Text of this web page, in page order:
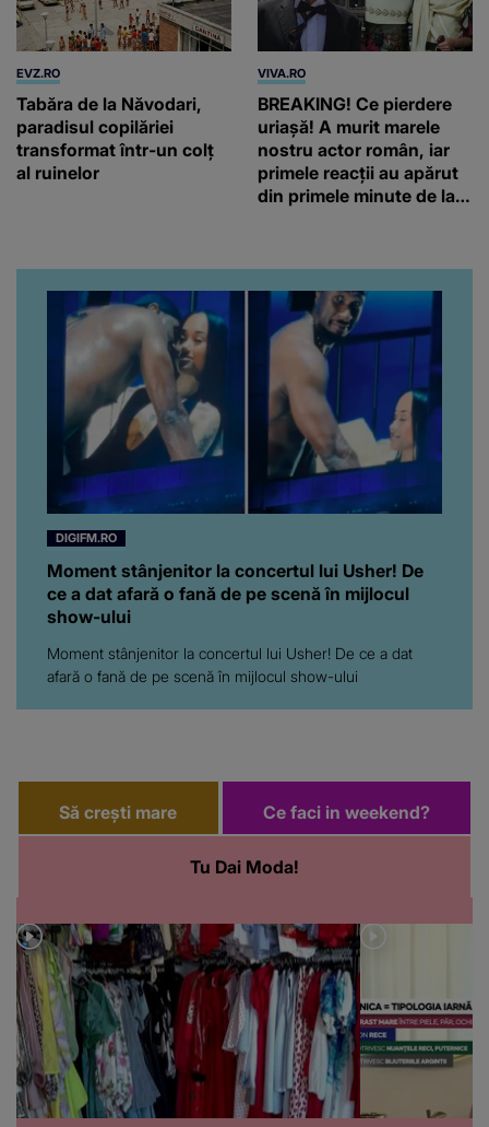
EVZ.RO
Tabăra de la Năvodari,
paradisul copilăriei
transformat într-un colț
al ruinelor
VIVA.RO
BREAKING! Ce pierdere
uriașă! A murit marele
nostru actor român, iar
primele reacții au apărut
din primele minute de la
pentru el...” Ce s-a aflat
până în acest moment
DIGIFM.RO
Moment stânjenitor la concertul lui Usher! De
ce a dat afară o fană de pe scenă în mijlocul
show-ului
Moment stânjenitor la concertul lui Usher! De ce a dat
afară o fană de pe scenă în mijlocul show-ului
Să crești mare
Tu Dai Moda!
Ce faci in weekend?